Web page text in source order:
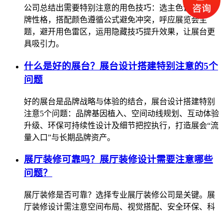
公司总结出需要特别注意的用色技巧：选主色调贴合品
牌性格，搭配颜色遵循公式避免冲突，呼应展览会主
题，避开用色雷区，运用隐藏技巧提升效果，让展台更
具吸引力。
什么是好的展台？展台设计搭建特别注意的5个
问题
好的展台是品牌战略与体验的结合，展台设计搭建特别
注意5个问题：品牌基因植入、空间动线规划、互动体验
升级、环保可持续性设计及细节把控执行，打造展会“流
量入口”与长期品牌资产。
展厅装修可靠吗？展厅装修设计需要注意哪些
问题？
展厅装修是否可靠？选择专业展厅装修公司是关键。展
厅装修设计需注意空间布局、视觉搭配、安全环保、科